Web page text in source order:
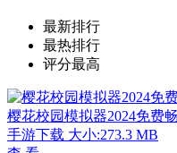
最新排行
最热排行
评分最高
樱花校园模拟器2024免费
手游下载 大小:273.3 MB